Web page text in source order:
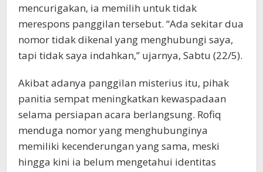
mencurigakan, ia memilih untuk tidak
merespons panggilan tersebut. “Ada sekitar dua
nomor tidak dikenal yang menghubungi saya,
tapi tidak saya indahkan,” ujarnya, Sabtu (22/5).
Akibat adanya panggilan misterius itu, pihak
panitia sempat meningkatkan kewaspadaan
selama persiapan acara berlangsung. Rofiq
menduga nomor yang menghubunginya
memiliki kecenderungan yang sama, meski
hingga kini ia belum mengetahui identitas